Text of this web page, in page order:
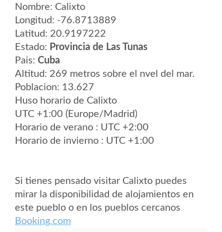
Nombre: Calixto
Longitud: -76.8713889
Latitud: 20.9197222
Estado: Provincia de Las Tunas
Pais: Cuba
Altitud: 269 metros sobre el nvel del mar.
Poblacion: 13.627
Huso horario de Calixto
UTC +1:00 (Europe/Madrid)
Horario de verano : UTC +2:00
Horario de invierno : UTC +1:00
Si tienes pensado visitar Calixto puedes
mirar la disponibilidad de alojamientos en
este pueblo o en los pueblos cercanos
Booking.com